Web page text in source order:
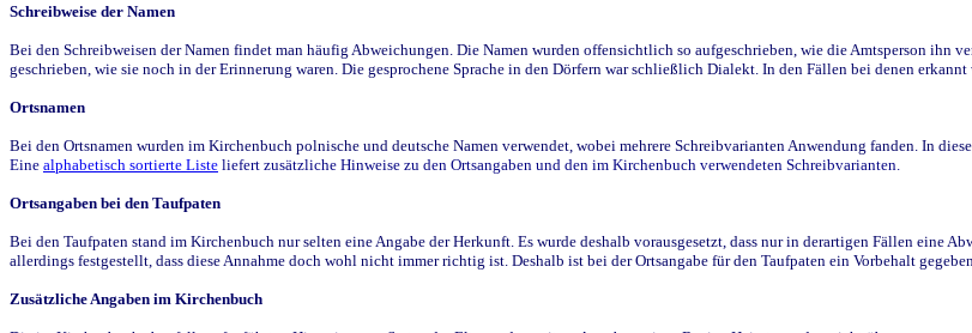
Schreibweise der Namen
Bei den Schreibweisen der Namen findet man häufig Abweichungen. Die Namen wurden offensichtlich so aufgeschrieben, wie die Amtsperson ihn
geschrieben, wie sie noch in der Erinnerung waren. Die gesprochene Sprache in den Dörfern war schließlich Dialekt. In den Fällen bei denen
Ortsnamen
Bei den Ortsnamen wurden im Kirchenbuch polnische und deutsche Namen verwendet, wobei mehrere Schreibvarianten Anwendung fanden. In
Eine alphabetisch sortierte Liste liefert zusätzliche Hinweise zu den Ortsangaben und den im Kirchenbuch verwendeten Schreibvarianten.
Ortsangaben bei den Taufpaten
Bei den Taufpaten stand im Kirchenbuch nur selten eine Angabe der Herkunft. Es wurde deshalb vorausgesetzt, dass nur in derartigen Fällen eine
allerdings festgestellt, dass diese Annahme doch wohl nicht immer richtig ist. Deshalb ist bei der Ortsangabe für den Taufpaten ein Vorbehalt
Zusätzliche Angaben im Kirchenbuch